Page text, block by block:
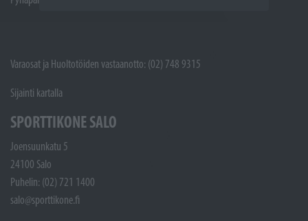
Varaosat ja Huoltotöiden vastaanotto: (02) 748 9315
Sijainti kartalla
SPORTTIKONE SALO
Joensuunkatu 5
24100 Salo
Puhelin: (02) 721 1400
salo@sporttikone.fi